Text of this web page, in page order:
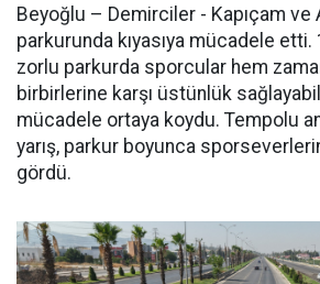
Beyoğlu – Demirciler - Kapıçam ve
parkurunda kıyasıya mücadele
zorlu parkurda sporcular hem
birbirlerine karşı üstünlük
mücadele ortaya koydu. Tempolu
yarış, parkur boyunca
gördü.